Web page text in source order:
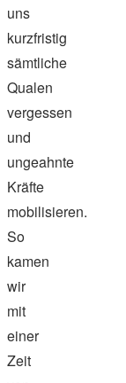
uns
kurzfristig
sämtliche
Qualen
vergessen
und
ungeahnte
Kräfte
mobilisieren.
So
kamen
wir
mit
einer
Zeit